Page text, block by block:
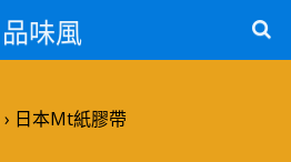
品味風
日本mt紙膠帶